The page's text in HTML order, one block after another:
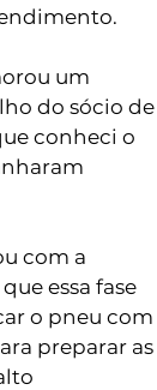
um
do sócio de
conheci o
com a
essa fase
o pneu com
preparar as